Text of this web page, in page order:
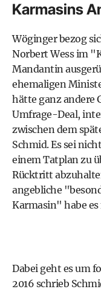
Karmasins
Wöginger bezog
Norbert Wess im
Mandantin
ehemaligen
hätte ganz andere
Umfrage-Deal,
zwischen dem
Schmid. Es sei
einem Tatplan zu
Rücktritt
angebliche
Karmasin" habe es
Dabei geht es um
2016 schrieb